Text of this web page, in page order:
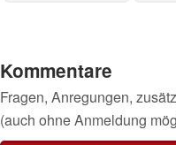
Kommentare
Fragen, Anregungen,
(auch ohne Anmeldung